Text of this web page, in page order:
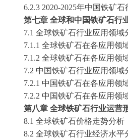
6.2.3 2020-2025年中国铁矿石
第七章 全球和中国铁矿石行
7.1 全球铁矿石行业应用领域
7.1.1 全球铁矿石在各应用领
7.1.2 全球铁矿石在各应用领
7.2 中国铁矿石行业应用领域
7.2.1 中国铁矿石在各应用领
7.2.2 中国铁矿石在各应用领
第八章 全球铁矿石行业运营
8.1 全球铁矿石价格走势分析
8.2 全球铁矿石行业经济水平